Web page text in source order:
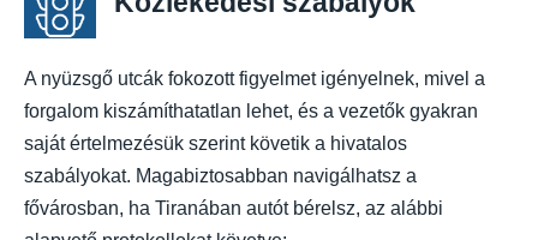
A nyüzsgő utcák fokozott figyelmet igényelnek, mivel a
forgalom kiszámíthatatlan lehet, és a vezetők gyakran
saját értelmezésük szerint követik a hivatalos
szabályokat. Magabiztosabban navigálhatsz a
fővárosban, ha Tiranában autót bérelsz, az alábbi